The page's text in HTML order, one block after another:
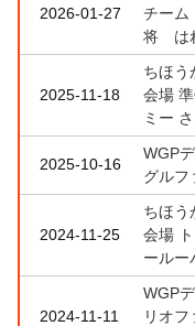
2026-01-27
チーム
将 は
2025-11-18
ちほう
会場
ミー
2025-10-16
WGP
グルフ
2024-11-25
ちほう
会場
ール
2024-11-11
WGP
リオ